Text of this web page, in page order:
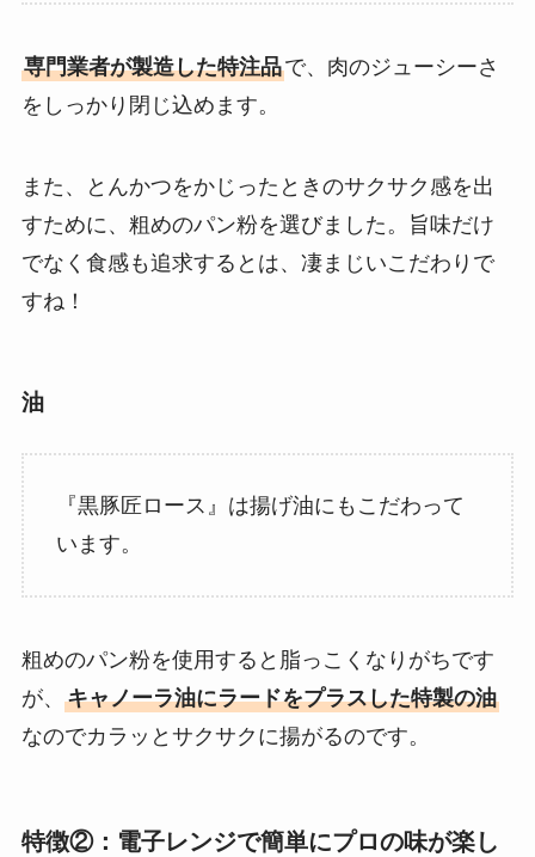
専門業者が製造した特注品で、肉のジューシーさ
をしっかり閉じ込めます。
また、とんかつをかじったときのサクサク感を出
すために、粗めのパン粉を選びました。旨味だけ
でなく食感も追求するとは、凄まじいこだわりで
すね！
油
『黒豚匠ロース』は揚げ油にもこだわって
います。
粗めのパン粉を使用すると脂っこくなりがちです
が、 キャノーラ油にラードをプラスした特製の油
なのでカラッとサクサクに揚がるのです。
特徴②：電子レンジで簡単にプロの味が楽し